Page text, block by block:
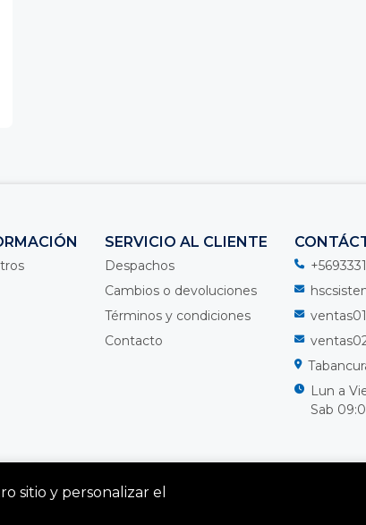
SERVICIO AL CLIENTE
Despachos
Cambios o devoluciones
Términos y condiciones
Contacto
Lun a
Sab
sitio y personalizar el